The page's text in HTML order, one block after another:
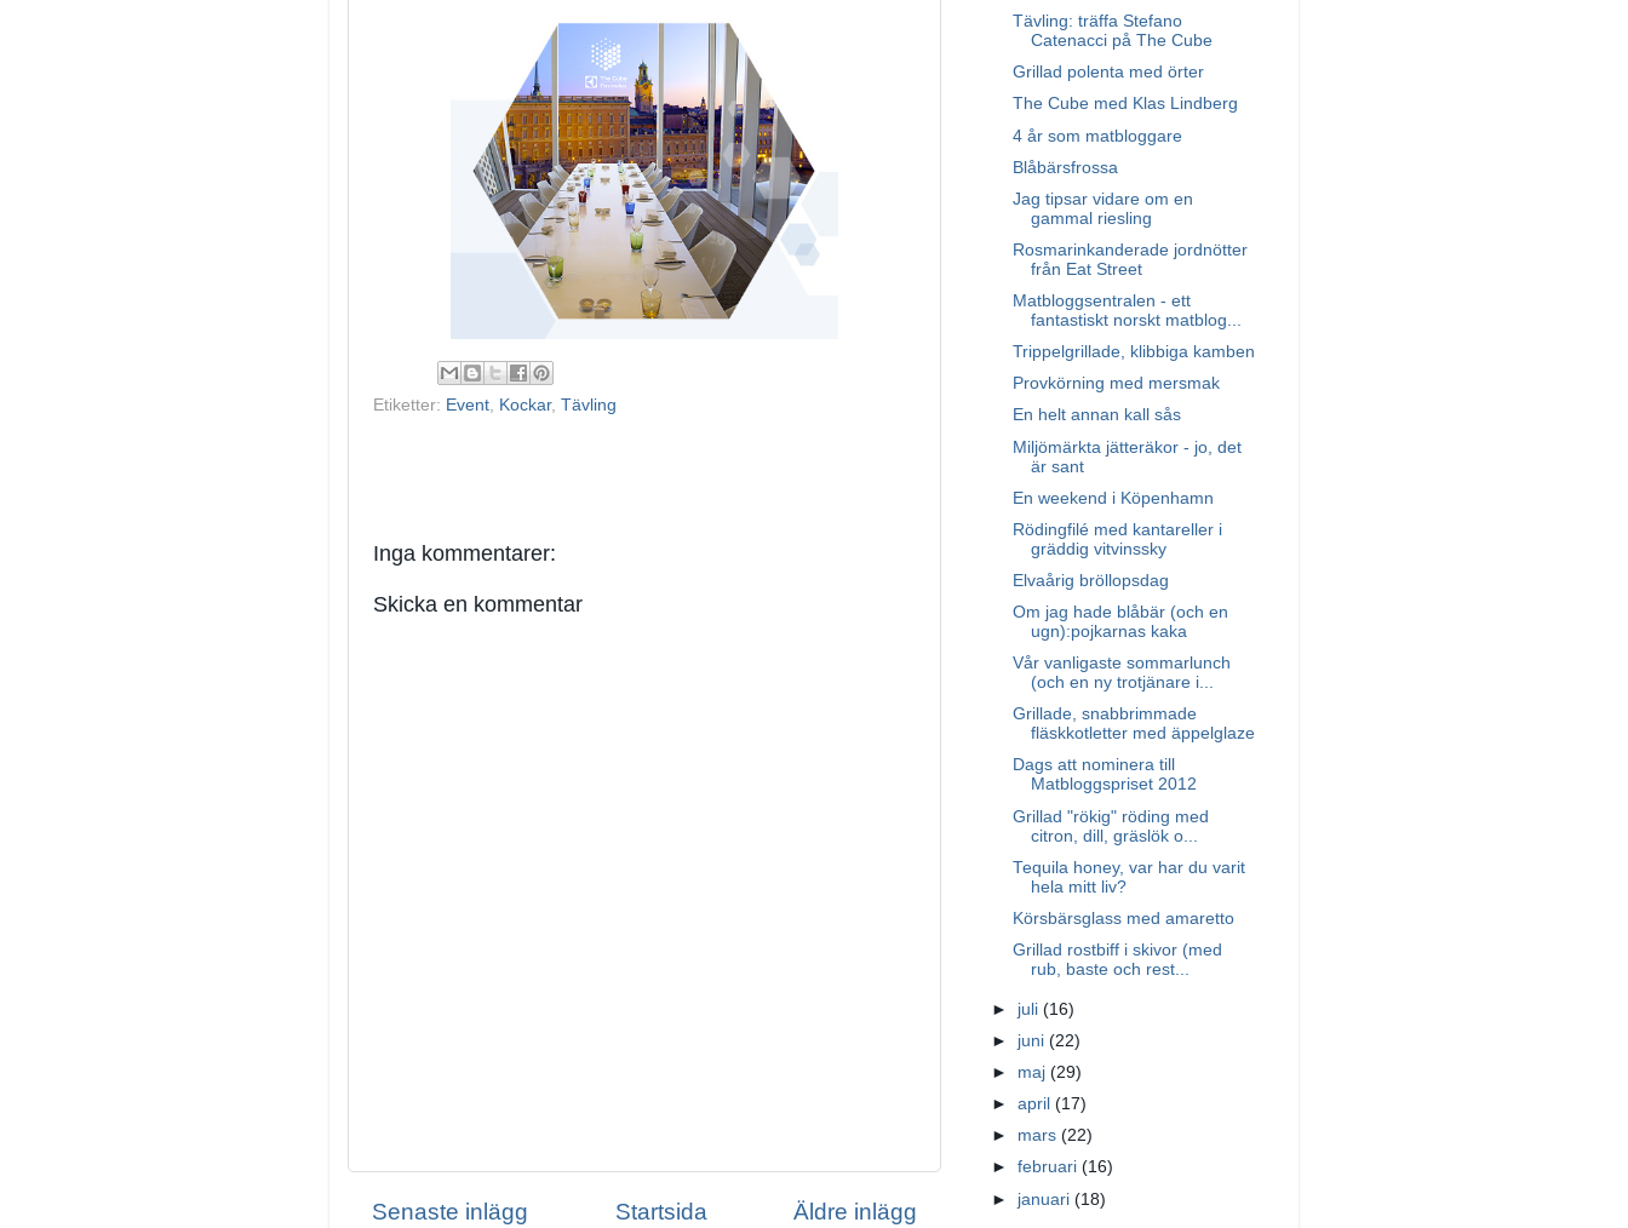
Etiketter: Event, Kockar, Tävling
Inga kommentarer:
Skicka en kommentar
Senaste inlägg Äldre inlägg
Startsida
Tävling: träffa Stefano
Catenacci på The Cube
Grillad polenta med örter
The Cube med Klas Lindberg
4 år som matbloggare
Blåbärsfrossa
Jag tipsar vidare om en
gammal riesling
Rosmarinkanderade jordnötter
från Eat Street
Matbloggsentralen - ett
fantastiskt norskt matblog...
Trippelgrillade, klibbiga kamben
Provkörning med mersmak
En helt annan kall sås
Miljömärkta jätteräkor - jo, det
är sant
En weekend i Köpenhamn
Rödingfilé med kantareller i
gräddig vitvinssky
Elvaårig bröllopsdag
Om jag hade blåbär (och en
ugn):pojkarnas kaka
Vår vanligaste sommarlunch
(och en ny trotjänare i...
Grillade, snabbrimmade
fläskkotletter med äppelglaze
Dags att nominera till
Matbloggspriset 2012
Grillad "rökig" röding med
citron, dill, gräslök o...
Tequila honey, var har du varit
hela mitt liv?
Körsbärsglass med amaretto
Grillad rostbiff i skivor (med
rub, baste och rest...
► juli(16)
► juni(22)
► maj(29)
►april(17)
► mars(22)
►februari(16)
► januari(18)